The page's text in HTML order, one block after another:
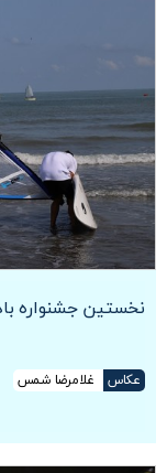
نخستین جشنواره
عکاس غلامرضا شمس